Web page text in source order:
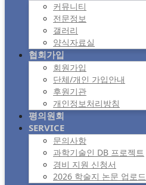
커뮤니티
전문정보
갤러리
양식자료실
협회가입
회원가입
단체/개인 가입안내
후원기관
개인정보처리방침
평의원회
SERVICE
문의사항
과학기술인 DB 프로젝트
경비 지원 신청서
2026 학술지 논문 업로드